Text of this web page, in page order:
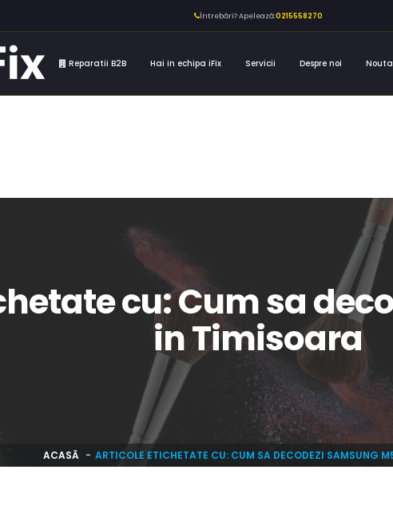
Întrebări? Apelează:0215558270
Reparatii B2B Hai in echipa iFix Servicii Despre noi
cu: Cum sa
in Timisoara
ACASĂ ARTICOLE ETICHETATE CU: CUM SA DECODEZI SAMSUNG